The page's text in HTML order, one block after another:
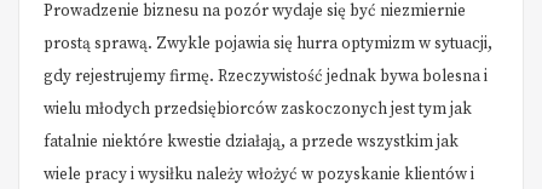
Prowadzenie biznesu na pozór wydaje się być niezmiernie
prostą sprawą. Zwykle pojawia się hurra optymizm w sytuacji,
gdy rejestrujemy firmę. Rzeczywistość jednak bywa bolesna i
wielu młodych przedsiębiorców zaskoczonych jest tym jak
fatalnie niektóre kwestie działają, a przede wszystkim jak
wiele pracy i wysiłku należy włożyć w pozyskanie klientów i